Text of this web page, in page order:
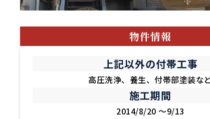
物件情報
上記以外の付帯工事
高圧洗浄、養生、付帯部塗装な
施工期間
2014/8/20 ～9/13